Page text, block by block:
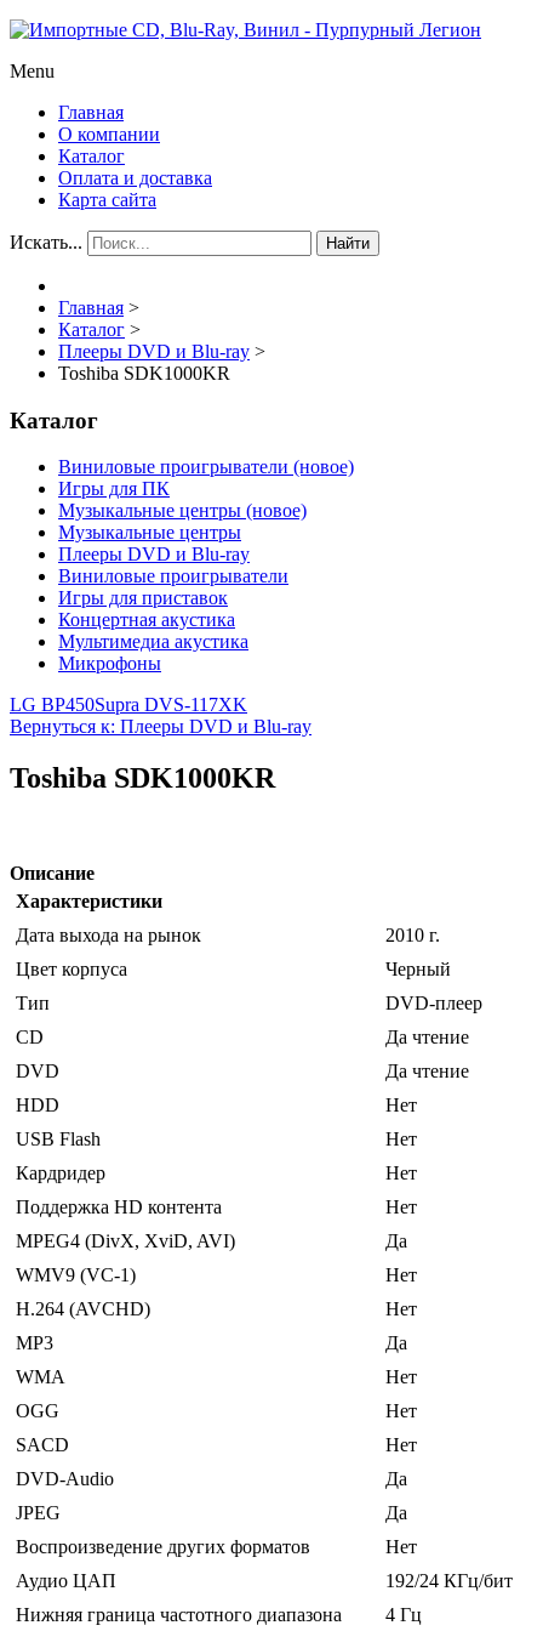
Menu
Главная
О компании
Каталог
Оплата и доставка
Карта сайта
Искать... Найти
Главная >
Каталог >
Плееры DVD и Blu-ray >
Toshiba SDK1000KR
Каталог
Виниловые проигрыватели (новое)
Игры для ПК
Музыкальные центры (новое)
Музыкальные центры
Плееры DVD и Blu-ray
Виниловые проигрыватели
Игры для приставок
Концертная акустика
Мультимедиа акустика
Микрофоны
LG BP450Supra DVS-117XK
Вернуться к: Плееры DVD и Blu-ray
Toshiba SDK1000KR
Описание
Характеристики
Дата выхода на рынок
2010 г.
Цвет корпуса
Черный
Тип
DVD-плеер
CD
Да чтение
DVD
Да чтение
HDD
Нет
USB Flash
Нет
Кардридер
Нет
Поддержка HD контента
Нет
MPEG4 (DivX, XviD, AVI)
Да
WMV9 (VC-1)
Нет
H.264 (AVCHD)
Нет
MP3
Да
WMA
Нет
OGG
Нет
SACD
Нет
DVD-Audio
Да
JPEG
Да
Воспроизведение других форматов
Нет
Аудио ЦАП
192/24 КГц/бит
Нижняя граница частотного диапазона
4 Гц